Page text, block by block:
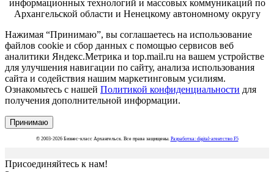
информационных технологий и массовых коммуникаций по
Архангельской области и Ненецкому автономному округу
Нажимая “Принимаю”, вы соглашаетесь на использование
файлов cookie и сбор данных с помощью сервисов веб
аналитики Яндекс.Метрика и top.mail.ru на вашем устройстве
для улучшения навигации по сайту, анализа использования
сайта и содействия нашим маркетинговым усилиям.
Ознакомьтесь с нашей Политикой конфиденциальности для
получения дополнительной информации.
Принимаю
© 2003-2026 Бизнес-класс Архангельск. Все права защищены. Разработка: digital-агентство F5
Присоединяйтесь к нам!